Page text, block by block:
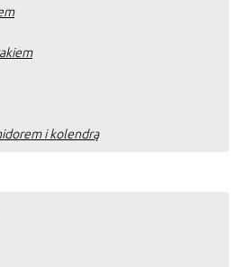
i kolendrą